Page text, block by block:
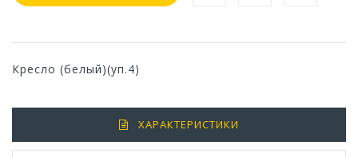
Кресло (белый)(уп.4)
ХАРАКТЕРИСТИКИ